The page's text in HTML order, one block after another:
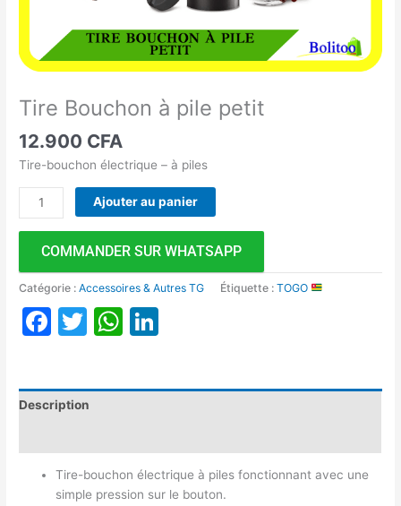
Tire Bouchon à pile petit
12.900 CFA
Tire-bouchon électrique – à piles
Ajouter au panier
COMMANDER SUR WHATSAPP
Catégorie :Accessoires & Autres TG Étiquette :TOGO
Facebook
TwitterWhatsApp
Description
Tire-bouchon électrique à piles fonctionnant avec une
simple pression sur le bouton.